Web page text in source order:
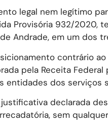
legal nem legítimo
Provisória 932/2020,
Andrade, em um dos
contrário
pela Receita
entidades dos serviços
declarada
sem